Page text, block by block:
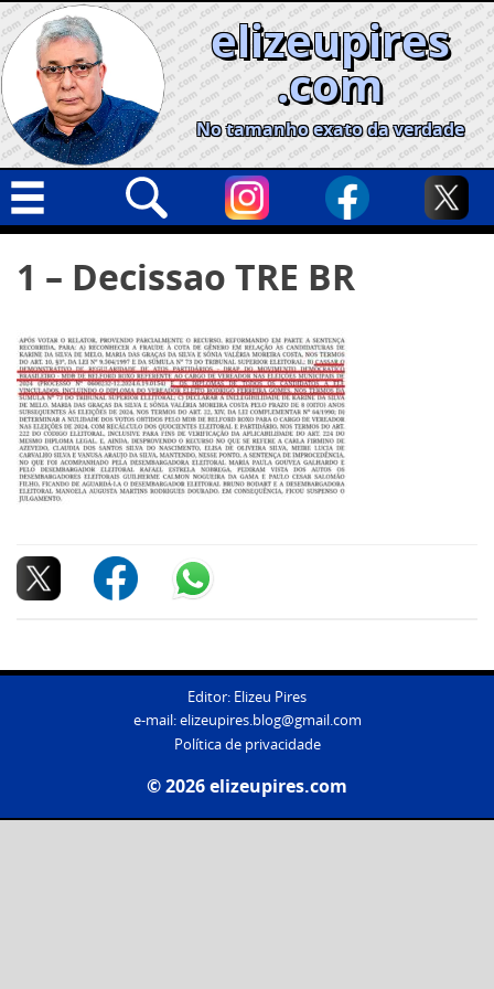
Skip
to
content
elizeupires
.com
No tamanho exato da verdade
Geral
Política
Nacional
Opinião
Informe especial
por:
1 – Decissao TRE BR
Editor: Elizeu Pires
e-mail:elizeupires.blog@gmail.com
Política de privacidade
© 2026 elizeupires.com